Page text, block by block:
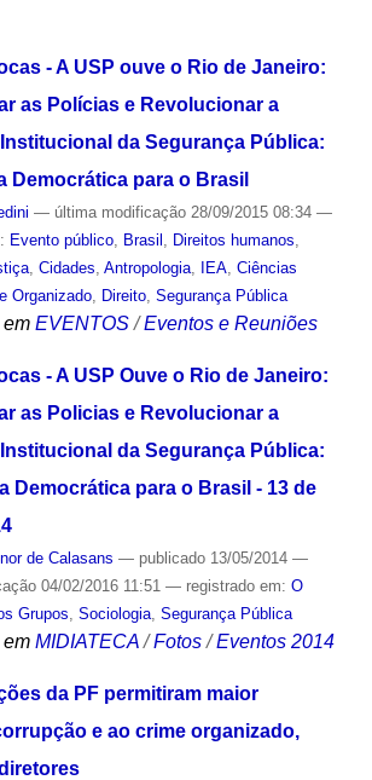
- A USP ouve o Rio de Janeiro:
as Polícias e Revolucionar a
da Segurança Pública:
Democrática para o Brasil
— última modificação28/09/2015 08:34 —
Evento público, Brasil , Direitos humanos,
, Cidades, Antropologia, IEA, Ciências
Organizado, Direito, Segurança Pública
EVENTOS /Eventos e Reuniões
- A USP Ouve o Rio de Janeiro:
as Policias e Revolucionar a
da Segurança Pública:
Democrática para o Brasil - 13 de
de Calasans — publicado13/05/2014 —
04/02/2016 11:51 — registrado em: O
Grupos, Sociologia, Segurança Pública
MIDIATECA /Fotos /Eventos 2014
da PF permitiram maior
e ao crime organizado,